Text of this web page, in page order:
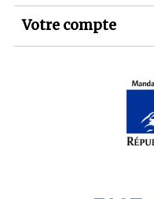
Votre compte